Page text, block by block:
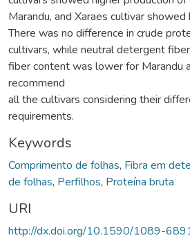
Marandu, and Xaraes cultivar
There was no difference in crude
cultivars, while neutral detergent
fiber content was lower for Marandu
recommend
all the cultivars considering their
requirements.
Keywords
Comprimento de folhas, Fibra em
de folhas, Perfilhos, Proteína bruta
URI
http://dx.doi.org/10.1590/1089-